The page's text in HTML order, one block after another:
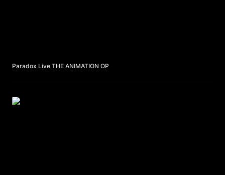
Paradox Live THE ANIMATION OP
yama - パレットは透明